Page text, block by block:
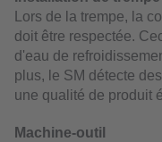
Lors de la trempe, la
doit être respectée.
d'eau de
plus, le SM détecte
une qualité de produit
Machine-outil